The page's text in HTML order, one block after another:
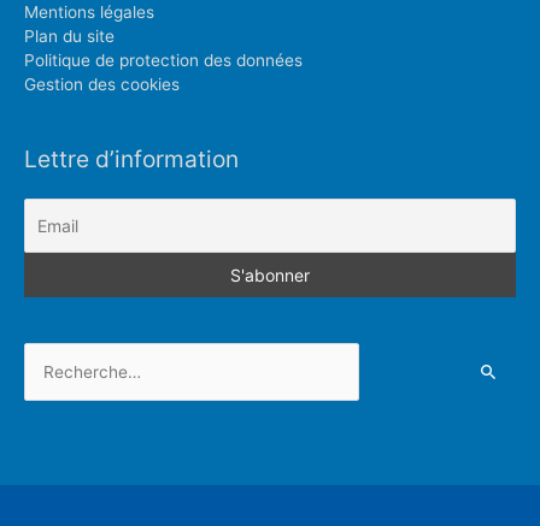
Mentions légales
Plan du site
Politique de protection des données
Gestion des cookies
Lettre d’information